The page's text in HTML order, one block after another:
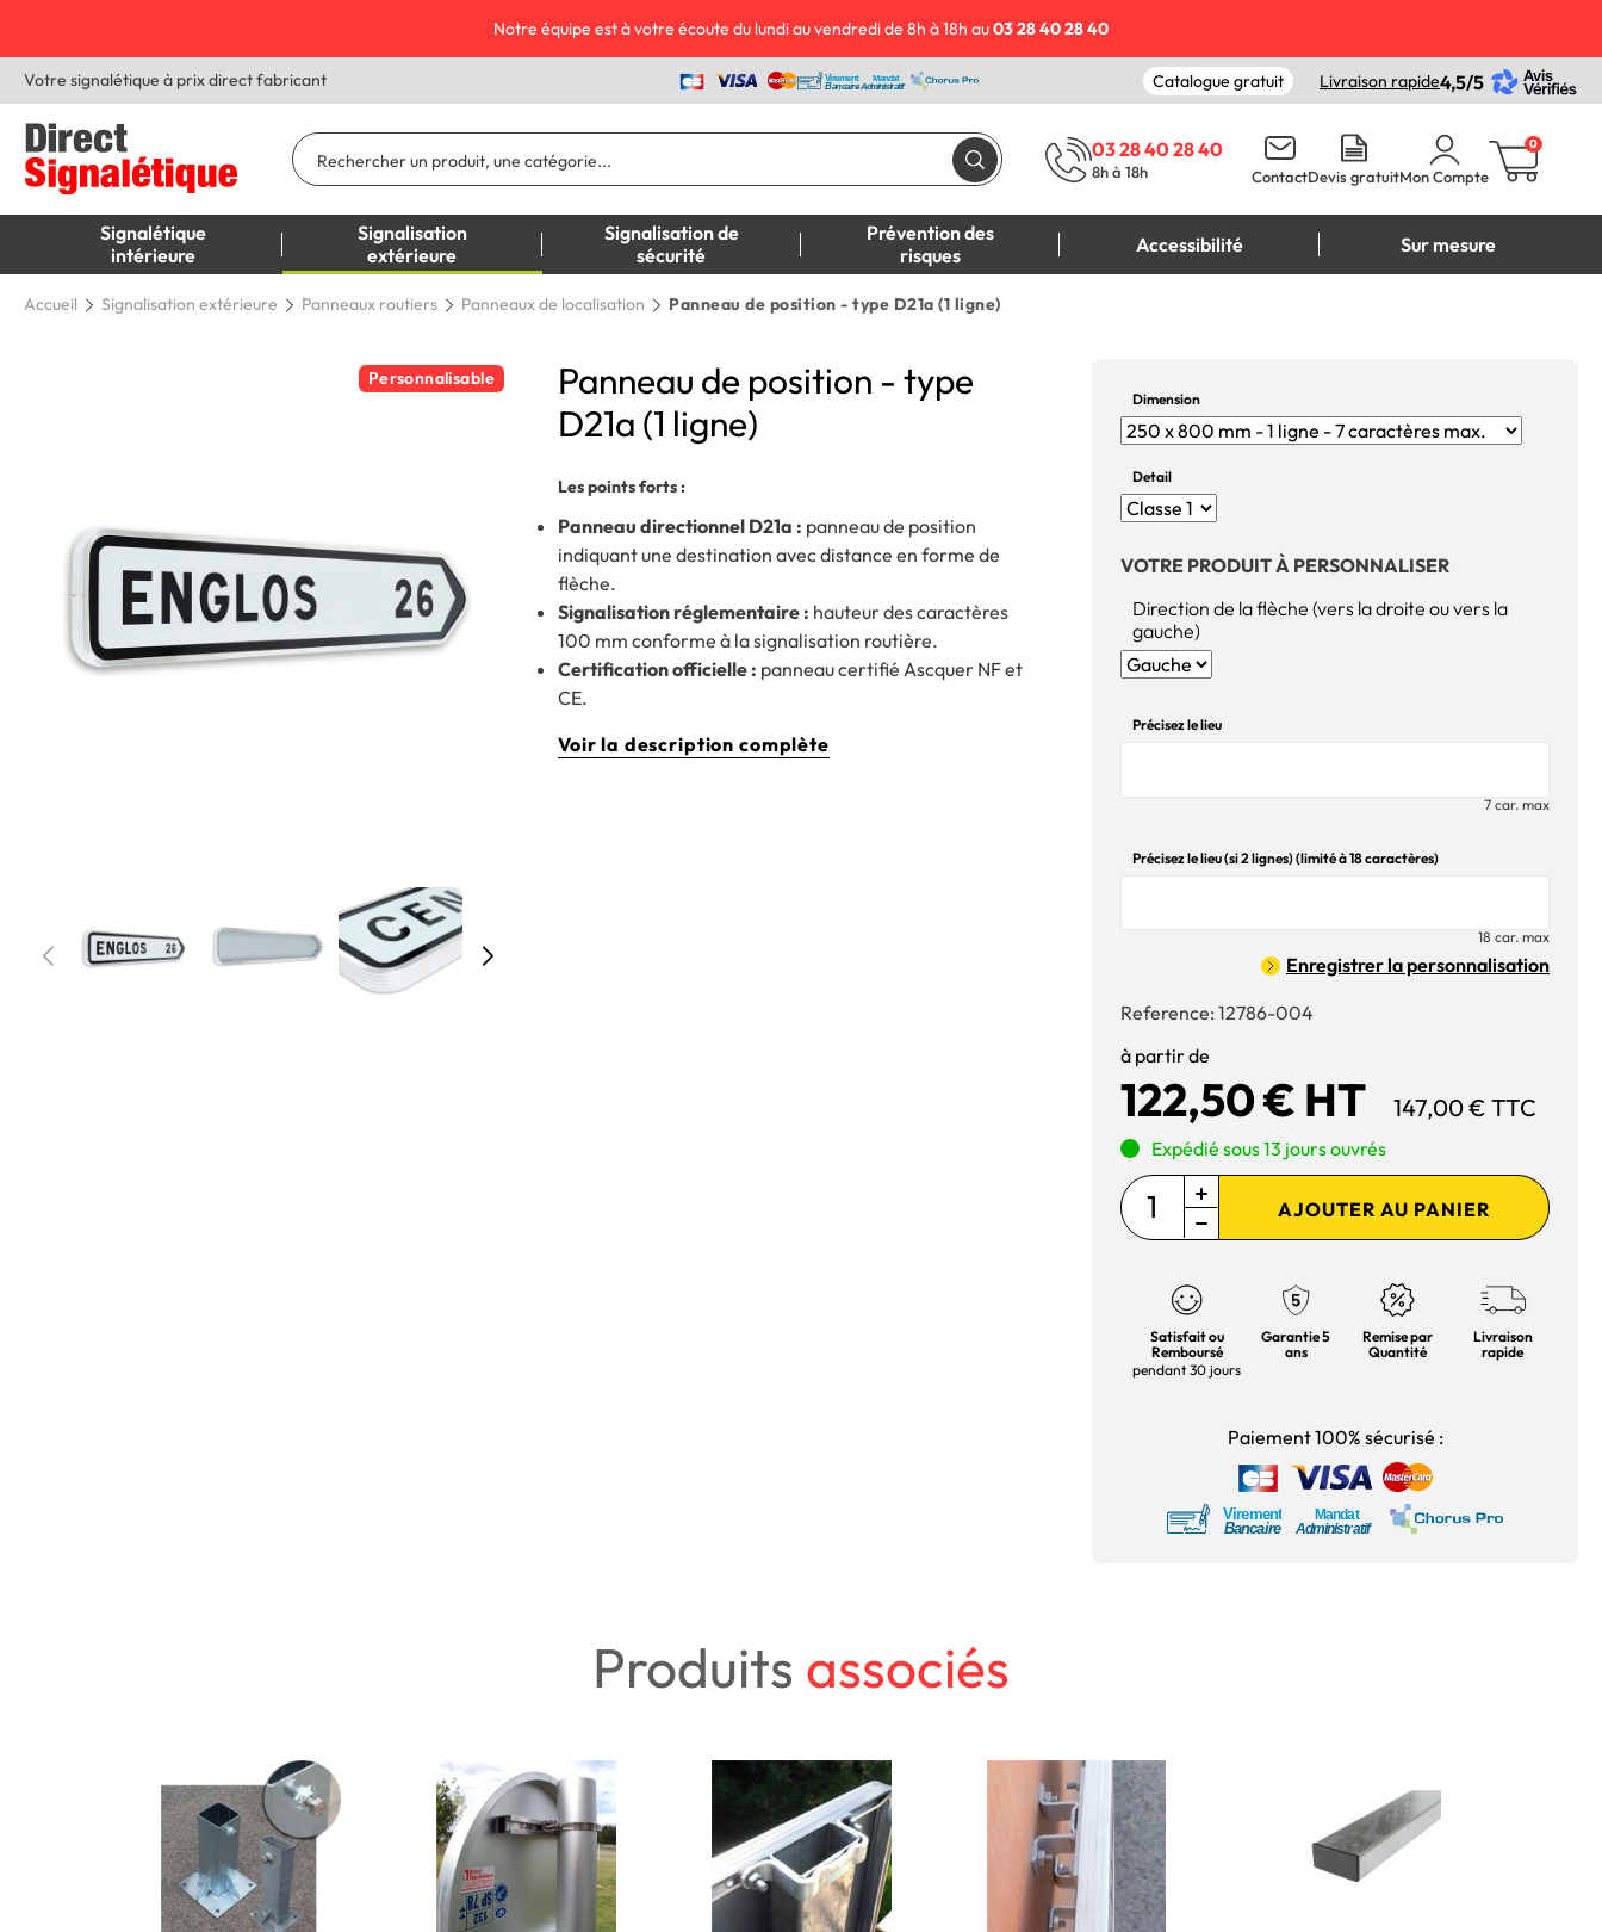
Notre équipe est à votre écoute du lundi au vendredi de 8h à 18h au03 28 40 28 40
Votre signalétique à prix direct fabricant Catalogue gratuit Livraison rapide4,5/5
03 28 40 28 40
8h à 18h ContactDevis gratuitMon Compte
0
Signalétique
intérieure
Signalisation
extérieure
Signalisation de
sécurité
Prévention des
risques
Accessibilité Sur mesure
Accueil Signalisation extérieure Panneaux routiers Panneaux de localisation Panneau de position - type D21a (1 ligne)
Personnalisable
Panneau de position - type
D21a (1 ligne)
Les points forts :
Panneau directionnel D21a : panneau de position
indiquant une destination avec distance en forme de
flèche.
Signalisation réglementaire : hauteur des caractères
100 mm conforme à la signalisation routière.
Certification officielle : panneau certifié Ascquer NF et
CE.
Voir la description complète
Dimension
Detail
VOTRE PRODUIT À PERSONNALISER
Direction de la flèche (vers la droite ou vers la
gauche)
Précisez le lieu
7 car. max
Précisez le lieu (si 2 lignes) (limité à 18 caractères)
18 car. max
Enregistrer la personnalisation
Reference: 12786-004
à partir de
122,50 € HT 147,00 € TTC
Expédié sous 13 jours ouvrés
AJOUTER AU PANIER
Satisfait ou
Remboursé
pendant 30 jours
Garantie 5
ans
Remise par
Quantité
Livraison
rapide
Paiement 100% sécurisé :
Produits associés